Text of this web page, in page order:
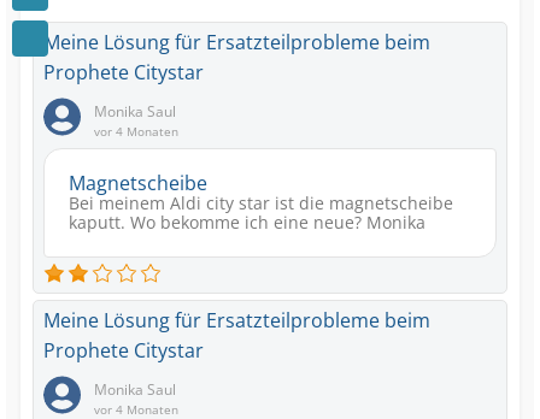
Meine Lösung für Ersatzteilprobleme beim
Prophete Citystar
Monika Saul
vor 4 Monaten
Magnetscheibe
Bei meinem Aldi city star ist die magnetscheibe
kaputt. Wo bekomme ich eine neue? Monika
Meine Lösung für Ersatzteilprobleme beim
Prophete Citystar
Monika Saul
vor 4 Monaten